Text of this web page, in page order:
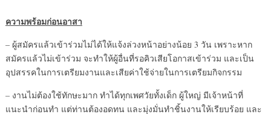
ความพร้อมก่อนอาสา
– ผู้สมัครแล้วเข้าร่วมไม่ได้ให้แจ้งล่วงหน้าอย่างน้อย 3 วัน เพราะหาก
สมัครแล้วไม่เข้าร่วม จะทำให้ผู้อื่นที่รอคิวเสียโอกาสเข้าร่วม และเป็น
อุปสรรคในการเตรียมงานและเสียค่าใช้จ่ายในการเตรียมกิจกรรม
– งานไม่ต้องใช้ทักษะมาก ทำได้ทุกเพศวัยทั้งเด็ก ผู้ใหญ่ มีเจ้าหน้าที่
แนะนำก่อนทำ แต่ท่านต้องอดทน และมุ่งมั่นทำชิ้นงานให้เรียบร้อย และ